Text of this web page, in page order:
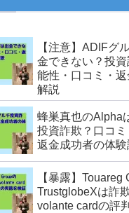
【注意】ADIFグ
金できない？投
能性・口コミ・
解説
蜂巣真也のAlpha
投資詐欺？口コミ
返金成功者の体験
【暴露】Touareg
TrustglobeXは詐
volante cardの評